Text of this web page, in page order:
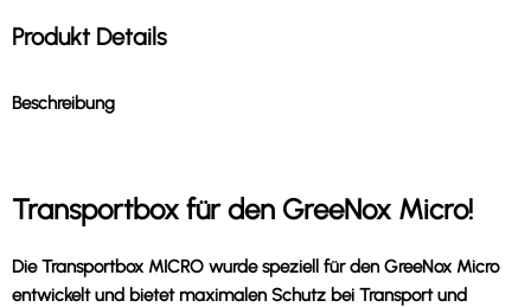
Produkt Details
Beschreibung
Transportbox für den GreeNox Micro!
Die Transportbox MICRO wurde speziell für den GreeNox Micro
entwickelt und bietet maximalen Schutz bei Transport und